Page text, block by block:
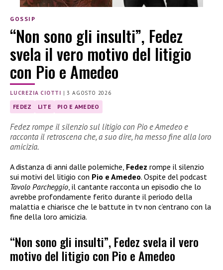
GOSSIP
“Non sono gli insulti”, Fedez
svela il vero motivo del litigio
con Pio e Amedeo
LUCREZIA CIOTTI |3 AGOSTO 2026
FEDEZ LITE PIO E AMEDEO
Fedez rompe il silenzio sul litigio con Pio e Amedeo e
racconta il retroscena che, a suo dire, ha messo fine alla loro
amicizia.
A distanza di anni dalle polemiche, Fedez rompe il silenzio
sui motivi del litigio con Pio e Amedeo. Ospite del podcast
Tavolo Parcheggio , il cantante racconta un episodio che lo
avrebbe profondamente ferito durante il periodo della
malattia e chiarisce che le battute in tv non c’entrano con la
fine della loro amicizia.
“Non sono gli insulti”, Fedez svela il vero
motivo del litigio con Pio e Amedeo